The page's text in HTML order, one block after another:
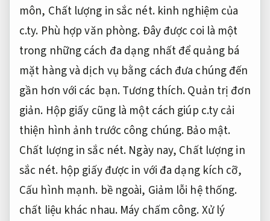
môn, Chất lượng in sắc nét.kinh nghiệm của
c.ty. Phù hợp văn phòng.Đây được coi là một
trong những cách đa dạng nhất để quảng bá
mặt hàng và dịch vụ bằng cách đưa chúng đến
gần hơn với các bạn.Tương thích.Quản trị đơn
giản. Hộp giấy cũng là một cách giúp c.ty cải
thiện hình ảnh trước công chúng. Bảo mật.
Chất lượng in sắc nét. Ngày nay, Chất lượng in
sắc nét.hộp giấy được in với đa dạng kích cỡ,
Cấu hình mạnh. bề ngoài, Giảm lỗi hệ thống.
chất liệu khác nhau. Máy chấm công.Xử lý